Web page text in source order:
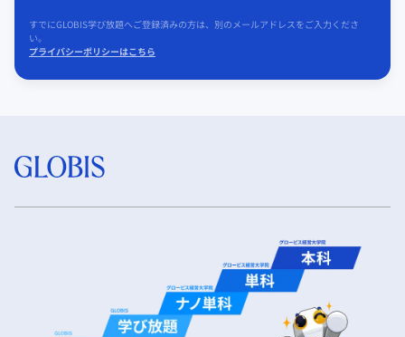
すでにGLOBIS学び放題へご登録済みの方は、別のメールアドレスをご入力くださ
い。
プライバシーポリシーはこちら